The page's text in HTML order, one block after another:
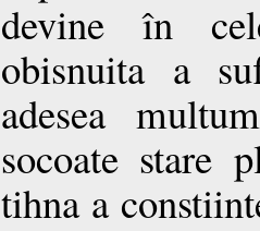
devine în
obisnuita a
adesea
socoate stare
tihna a